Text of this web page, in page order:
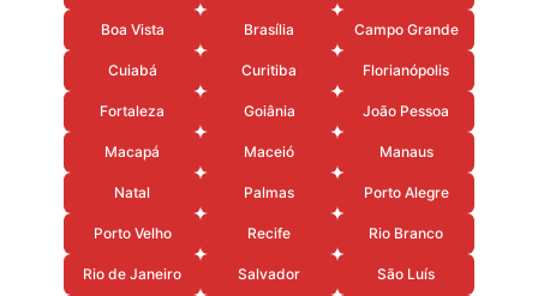
Boa Vista Brasília Campo Grande
Cuiabá Curitiba Florianópolis
Fortaleza Goiânia João Pessoa
Macapá Maceió Manaus
Natal Palmas Porto Alegre
Porto Velho Recife Rio Branco
Rio de Janeiro Salvador São Luís